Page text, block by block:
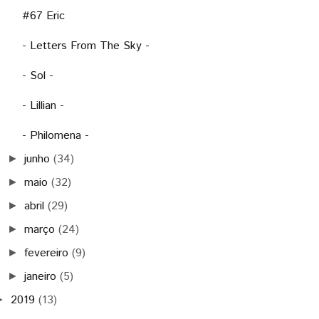
#67 Eric
- Letters From The Sky -
- Sol -
- Lillian -
- Philomena -
►junho(34)
►maio(32)
►abril(29)
►março(24)
►fevereiro(9)
►janeiro(5)
2019 (13)